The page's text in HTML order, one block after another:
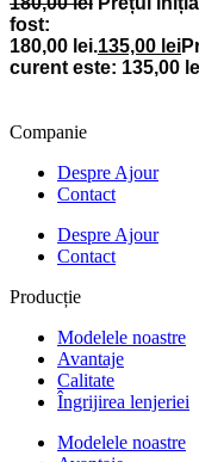
fost:
180,00 lei.135,00 lei
curent este: 135,00
Companie
Despre Ajour
Contact
Despre Ajour
Contact
Producție
Modelele noastre
Avantaje
Calitate
Îngrijirea lenjeriei
Modelele noastre